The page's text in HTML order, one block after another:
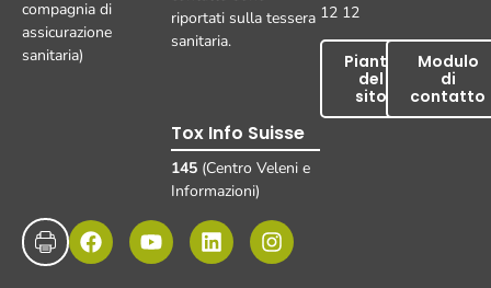
compagnia di
assicurazione
sanitaria)
riportati sulla tessera
sanitaria.
Tox Info Suisse
145 (Centro Veleni e
Informazioni)
12 12
Pianta
del
sito
Modulo
di
contatto